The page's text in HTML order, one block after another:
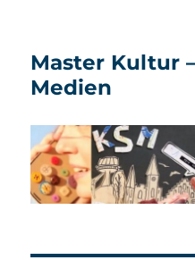
Master Kultur
Medien